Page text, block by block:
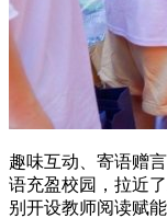
趣味互动、寄语赠
语充盈校园，拉近
别开设教师阅读赋